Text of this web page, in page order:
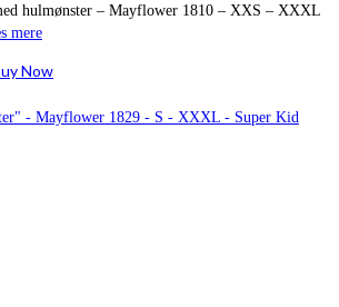
hulmønster – Mayflower 1810 – XXS – XXXL
mere
Now